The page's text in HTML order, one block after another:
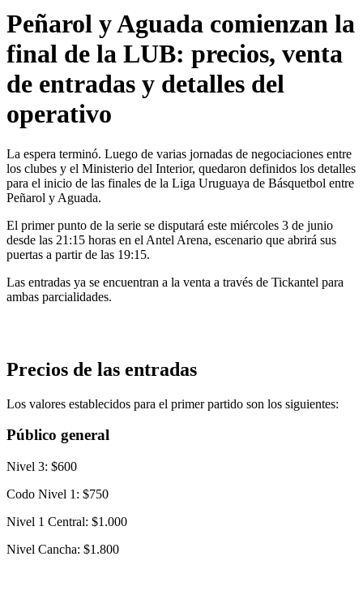
Peñarol y Aguada comienzan la
final de la LUB: precios, venta
de entradas y detalles del
operativo
La espera terminó. Luego de varias jornadas de negociaciones entre
los clubes y el Ministerio del Interior, quedaron definidos los detalles
para el inicio de las finales de la Liga Uruguaya de Básquetbol entre
Peñarol y Aguada.
El primer punto de la serie se disputará este miércoles 3 de junio
desde las 21:15 horas en el Antel Arena, escenario que abrirá sus
puertas a partir de las 19:15.
Las entradas ya se encuentran a la venta a través de Tickantel para
ambas parcialidades.
Precios de las entradas
Los valores establecidos para el primer partido son los siguientes:
Público general
Nivel 3: $600
Codo Nivel 1: $750
Nivel 1 Central: $1.000
Nivel Cancha: $1.800